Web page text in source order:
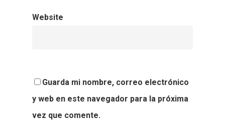
Website
Guarda mi nombre, correo electrónico
y web en este navegador para la próxima
vez que comente.